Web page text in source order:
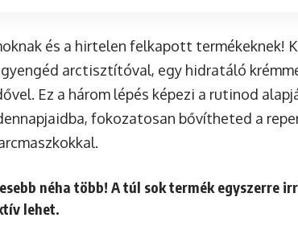
és a hirtelen felkapott termékeknek!
gyengéd arctisztítóval, egy hidratáló
Ez a három lépés képezi a rutinod
fokozatosan bővítheted a
néha több! A túl sok termék egyszerre
lehet.